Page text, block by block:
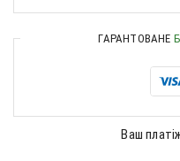
ГАРАНТОВАНЕ
Ваш